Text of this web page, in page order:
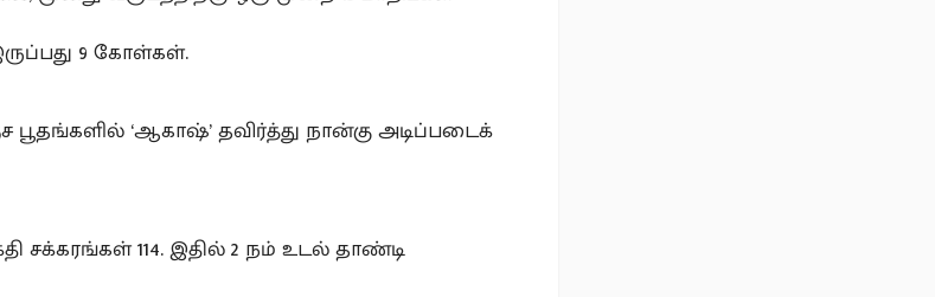
9 கோள்கள்.
‘ஆகாஷ்’ தவிர்த்து நான்கு அடிப்படைக்
சக்கரங்கள் 114. இதில் 2 நம் உடல் தாண்டி